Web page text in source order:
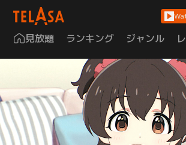
見放題 ランキング ジャンル